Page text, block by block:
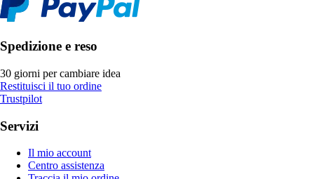
Spedizione e reso
30 giorni per cambiare idea
Restituisci il tuo ordine
Trustpilot
Servizi
Il mio account
Centro assistenza